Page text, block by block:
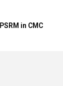
PSRM in CMC